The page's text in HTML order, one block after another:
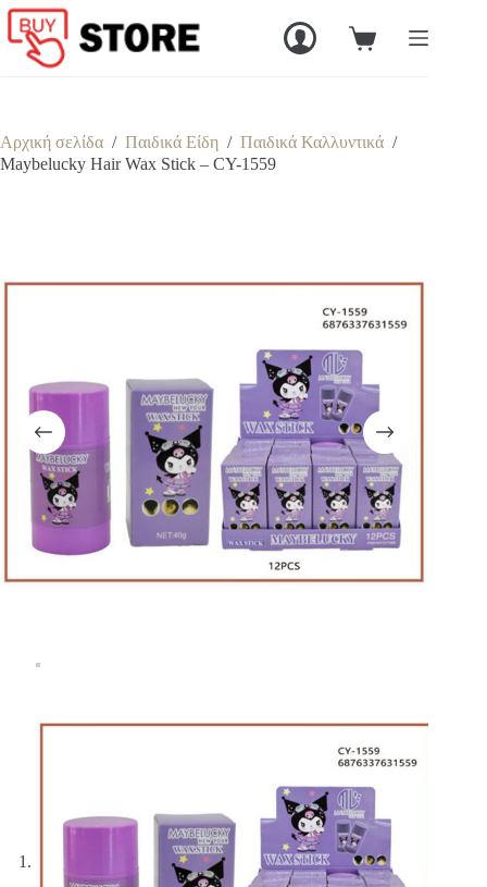
Μετάβαση
στο
περιεχόμενο
Καλάθι
Αρχική σελίδα / Παιδικά Είδη / Παιδικά Καλλυντικά /
Maybelucky Hair Wax Stick – CY-1559